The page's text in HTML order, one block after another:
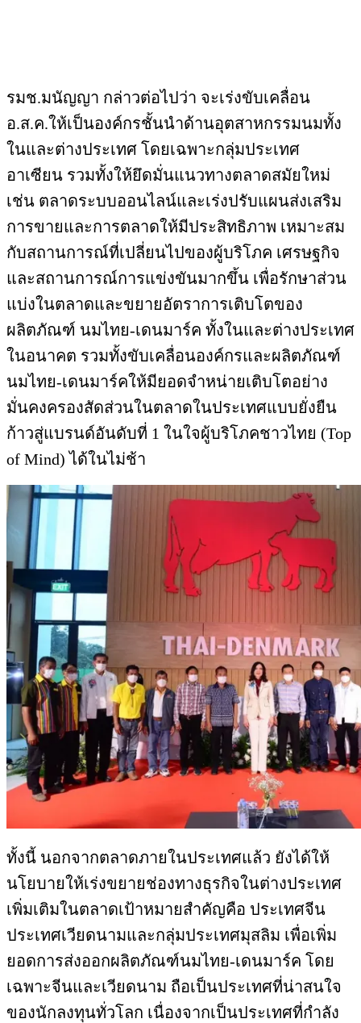
รมช.มนัญญา กล่าวต่อไปว่า จะเร่งขับเคลื่อน
อ.ส.ค.ให้เป็นองค์กรชั้นนำด้านอุตสาหกรรมนมทั้ง
ในและต่างประเทศ โดยเฉพาะกลุ่มประเทศ
อาเซียน รวมทั้งให้ยึดมั่นแนวทางตลาดสมัยใหม่
เช่น ตลาดระบบออนไลน์และเร่งปรับแผนส่งเสริม
การขายและการตลาดให้มีประสิทธิภาพ เหมาะสม
กับสถานการณ์ที่เปลี่ยนไปของผู้บริโภค เศรษฐกิจ
และสถานการณ์การแข่งขันมากขึ้น เพื่อรักษาส่วน
แบ่งในตลาดและขยายอัตราการเติบโตของ
ผลิตภัณฑ์ นมไทย-เดนมาร์ค ทั้งในและต่างประเทศ
ในอนาคต รวมทั้งขับเคลื่อนองค์กรและผลิตภัณฑ์
นมไทย-เดนมาร์คให้มียอดจำหน่ายเติบโตอย่าง
มั่นคงครองสัดส่วนในตลาดในประเทศแบบยั่งยืน
ก้าวสู่แบรนด์อันดับที่ 1 ในใจผู้บริโภคชาวไทย (Top
of Mind) ได้ในไม่ช้า
ทั้งนี้ นอกจากตลาดภายในประเทศแล้ว ยังได้ให้
นโยบายให้เร่งขยายช่องทางธุรกิจในต่างประเทศ
เพิ่มเติมในตลาดเป้าหมายสำคัญคือ ประเทศจีน
ประเทศเวียดนามและกลุ่มประเทศมุสลิม เพื่อเพิ่ม
ยอดการส่งออกผลิตภัณฑ์นมไทย-เดนมาร์ค โดย
เฉพาะจีนและเวียดนาม ถือเป็นประเทศที่น่าสนใจ
ของนักลงทุนทั่วโลก เนื่องจากเป็นประเทศที่กำลัง